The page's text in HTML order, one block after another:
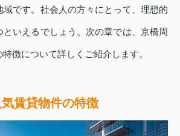
域です。社会人の方々にとって、理想的
といえるでしょう。次の章では、京橋周
徴について詳しくご紹介します。
賃貸物件の特徴